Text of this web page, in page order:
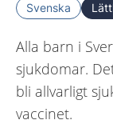
Svenska
Alla barn i
sjukdomar.
bli allvarligt
vaccinet.